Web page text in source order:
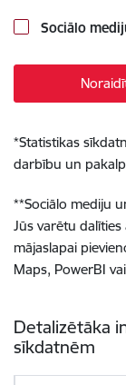
Sociālo
*Statistikas
darbību un
**Sociālo mediju
Jūs varētu
mājaslapai
Maps, PowerBI
Detalizētāka
sīkdatnēm